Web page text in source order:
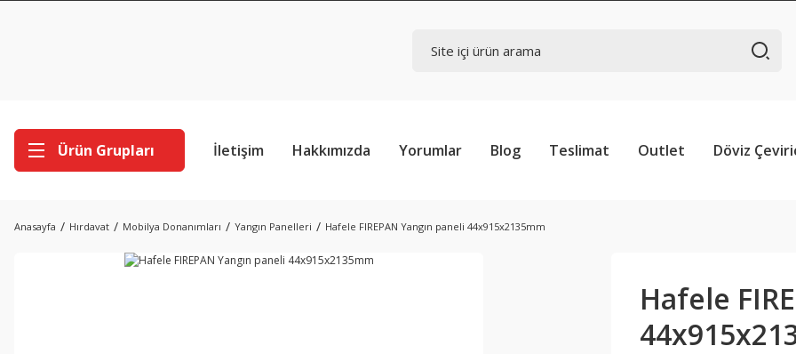
Ürün Grupları İletişim Hakkımızda Yorumlar Blog Teslimat Outlet Döviz
Anasayfa Hırdavat Mobilya Donanımları Yangın Panelleri Hafele FIREPAN Yangın paneli 44x915x2135mm
Hafele